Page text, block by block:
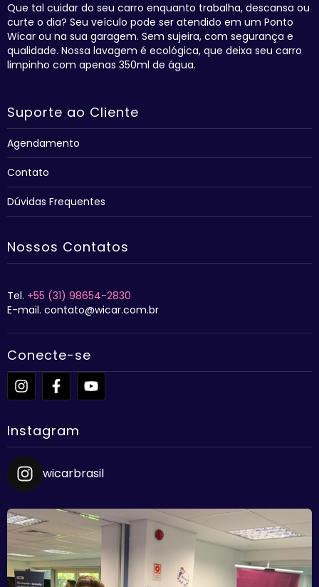
Que tal cuidar do seu carro enquanto trabalha, descansa ou
curte o dia? Seu veículo pode ser atendido em um Ponto
Wicar ou na sua garagem. Sem sujeira, com segurança e
qualidade. Nossa lavagem é ecológica, que deixa seu carro
limpinho com apenas 350ml de água.
Suporte ao Cliente
Agendamento
Contato
Dúvidas Frequentes
Nossos Contatos
Tel. +55 (31) 98654-2830
E-mail. contato@wicar.com.br
Conecte-se
Instagram
wicarbrasil